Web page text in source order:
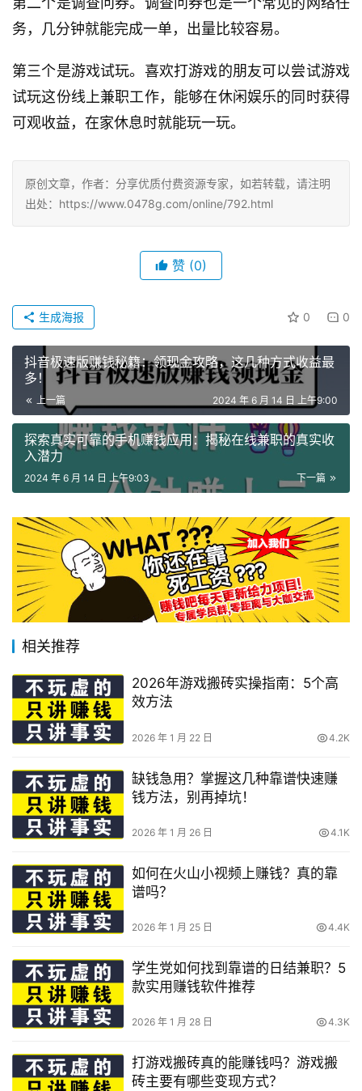
务，几分钟就能完成一单，出量比较容易。
第三个是游戏试玩。喜欢打游戏的朋友可以尝试游戏
试玩这份线上兼职工作，能够在休闲娱乐的同时获得
可观收益，在家休息时就能玩一玩。
原创文章，作者：分享优质付费资源专家，如若转载，请注明
出处：https://www.0478g.com/online/792.html
赞 (0)
0 0
生成海报
抖音极速版赚钱秘籍：领现金攻略，这几种方式收益最
多！
上一篇 2024 年 6 月 14 日 上午9:00
探索真实可靠的手机赚钱应用：揭秘在线兼职的真实收
入潜力
下一篇
2024 年 6 月 14 日 上午9:03
相关推荐
2026年游戏搬砖实操指南：5个高
效方法
2026 年 1 月 22 日 4.2K
缺钱急用？掌握这几种靠谱快速赚
钱方法，别再掉坑！
2026 年 1 月 26 日 4.1K
如何在火山小视频上赚钱？真的靠
谱吗？
2026 年 1 月 25 日 4.4K
学生党如何找到靠谱的日结兼职？5
款实用赚钱软件推荐
2026 年 1 月 28 日 4.3K
打游戏搬砖真的能赚钱吗？游戏搬
砖主要有哪些变现方式？